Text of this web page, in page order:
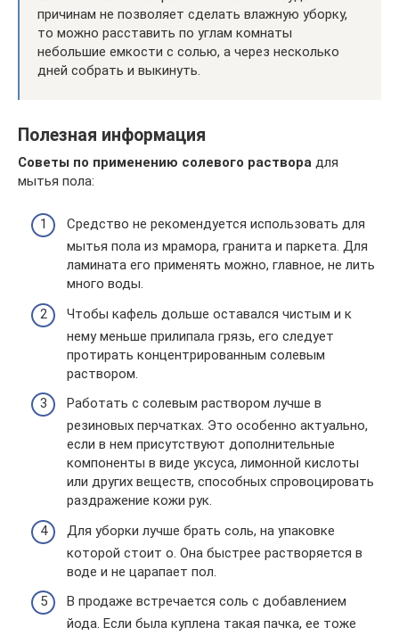
причинам не позволяет сделать влажную уборку,
то можно расставить по углам комнаты
небольшие емкости с солью, а через несколько
дней собрать и выкинуть.
Полезная информация
Советы по применению солевого раствора для
мытья пола:
Средство не рекомендуется использовать для
мытья пола из мрамора, гранита и паркета. Для
ламината его применять можно, главное, не лить
много воды.
Чтобы кафель дольше оставался чистым и к
нему меньше прилипала грязь, его следует
протирать концентрированным солевым
раствором.
Работать с солевым раствором лучше в
резиновых перчатках. Это особенно актуально,
если в нем присутствуют дополнительные
компоненты в виде уксуса, лимонной кислоты
или других веществ, способных спровоцировать
раздражение кожи рук.
Для уборки лучше брать соль, на упаковке
которой стоит о. Она быстрее растворяется в
воде и не царапает пол.
В продаже встречается соль с добавлением
йода. Если была куплена такая пачка, ее тоже